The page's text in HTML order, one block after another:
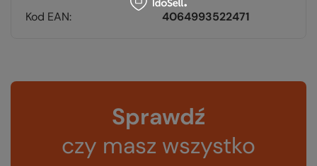
Kod EAN 4064993522471
Sprawdź
czy masz wszystko